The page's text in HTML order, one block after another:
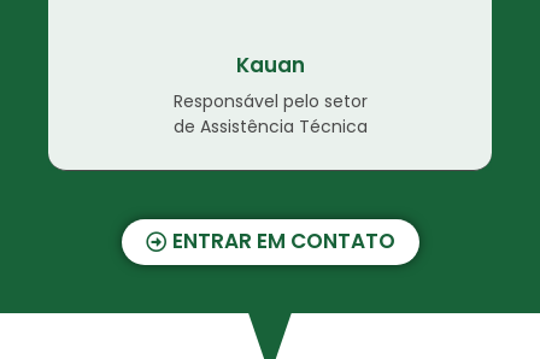
Kauan
Responsável pelo setor
de Assistência Técnica
ENTRAR EM CONTATO